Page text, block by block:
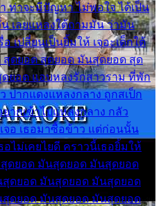
ท่าจะมีปัญหา ไม่พอใจ ได้เป็น
เลยแหลงใต้ถามมัน ว่ามัน
เปลี่ยนเป็นยิ้มให้ เจอะเด็กใต้
สุดยอด สุดยอด มันสุดยอด สุด
ยอด แอบหลงรักสาวราม ที่พัก
ปากแดงแหลงกลาง ถูกสเป็ก
ากเข้าไปแหลงกลาง กลัว
จอ เธอมาซื้อข้าว แต่ก่อนนั้น
อไม่เคยไยดี คราวนี้เธอยิ้มให้
สุดยอด มันสุดยอด มันสุดยอด
ดยอด มันสุดยอด มันสุดยอด
ดยอด มันสุดยอด มันสุดยอด